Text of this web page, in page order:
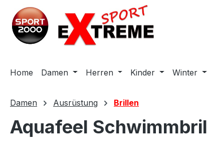
Hauptinhalt springen
Zur Suche springen
Zur Hauptnavigation springen
Home Damen Herren Kinder Winter
Damen Ausrüstung Brillen
Aquafeel